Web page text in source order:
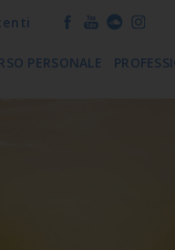
PERSONALE